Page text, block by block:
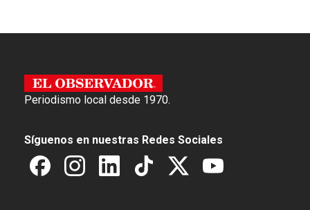
Periodismo local desde 1970.
Síguenos en nuestras Redes Sociales